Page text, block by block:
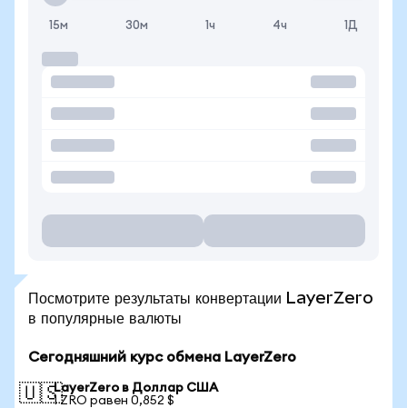
15м 30м 1ч 4ч 1Д
Посмотрите результаты конвертации LayerZero
в популярные валюты
Сегодняшний курс обмена LayerZero
🇺🇸LayerZero в Доллар США
1 ZRO равен 0,852 $